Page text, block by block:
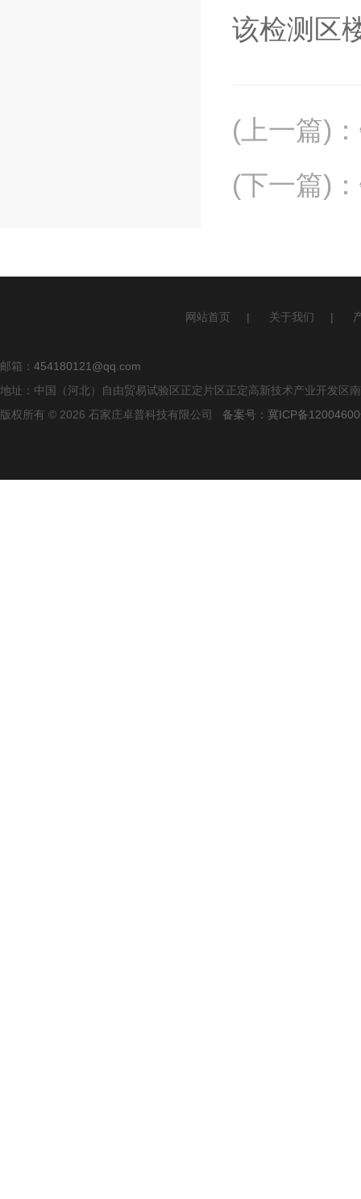
该检测区
(上一篇) ：
(下一篇) ：
网站首页 | 关于我们 |
邮箱： 454180121@qq.com
地址：中国（河北）自由贸易试验区正定片区正定高新技术产业开发区
版权所有 © 2026 石家庄卓普科技有限公司 备案号：冀ICP备